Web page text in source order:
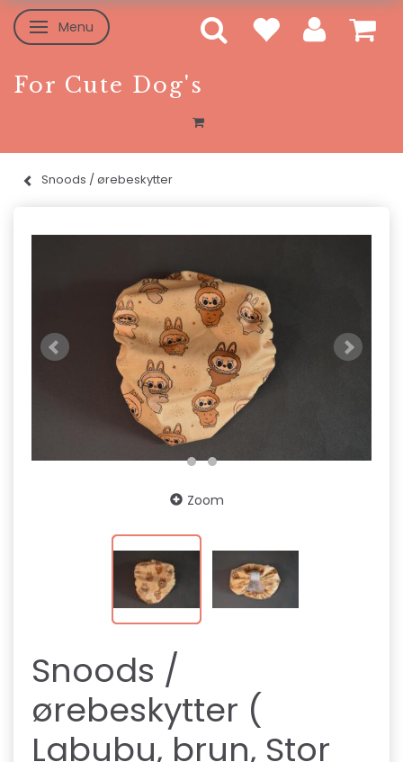
Skifte navigation
Menu
For Cute Dog's
Snoods / ørebeskytter
Zoom
Snoods /
ørebeskytter (
Labubu, brun, Stor